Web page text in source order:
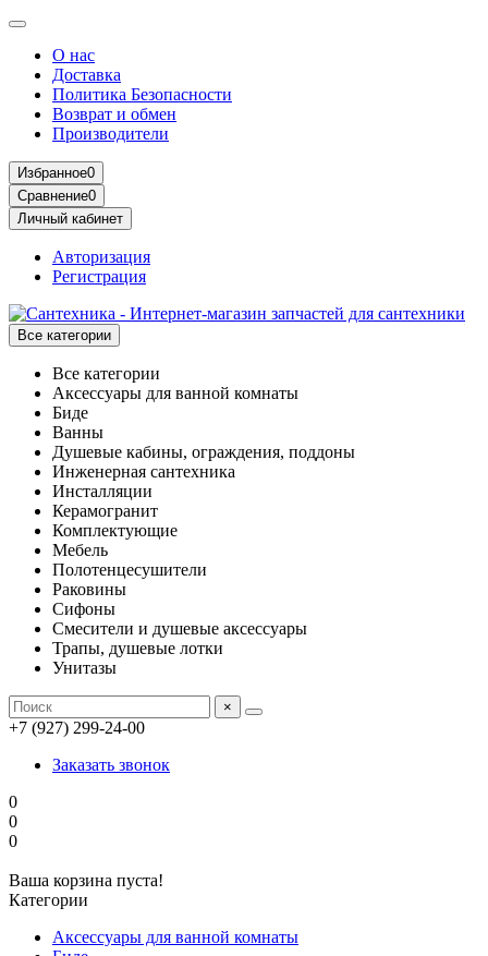
О нас
Доставка
Политика Безопасности
Возврат и обмен
Производители
Избранное0
Сравнение0
Личный кабинет
Авторизация
Регистрация
Все категории
Все категории
Аксессуары для ванной комнаты
Биде
Ванны
Душевые кабины, ограждения, поддоны
Инженерная сантехника
Инсталляции
Керамогранит
Комплектующие
Мебель
Полотенцесушители
Раковины
Сифоны
Смесители и душевые аксессуары
Трапы, душевые лотки
Унитазы
×
+7 (927) 299-24-00
Заказать звонок
0
0
0
Ваша корзина пуста!
Категории
Аксессуары для ванной комнаты